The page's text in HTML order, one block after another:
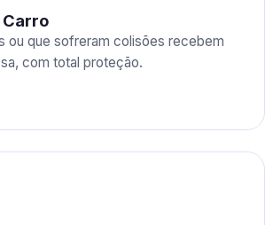
Carro
ou que sofreram colisões recebem
com total proteção.